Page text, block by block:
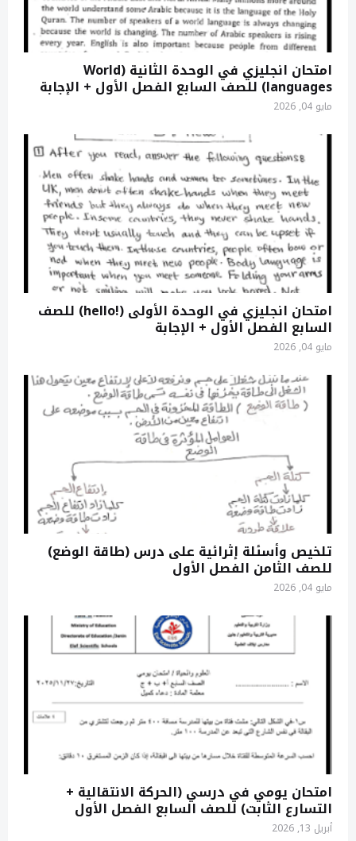
امتحان انجليزي في الوحدة الثانية (World
languages) للصف السابع الفصل الأول + الإجابة
مايو 04, 2026
امتحان انجليزي في الوحدة الأولى (!hello) للصف
السابع الفصل الأول + الإجابة
مايو 04, 2026
تلخيص وأسئلة إثرائية على درس (طاقة الوضع)
للصف الثامن الفصل الأول
مايو 04, 2026
امتحان يومي في درسي (الحركة الانتقالية +
التسارع الثابت) للصف السابع الفصل الأول
أبريل 13, 2026